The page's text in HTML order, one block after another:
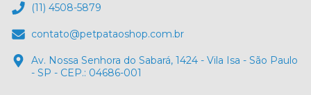
(11) 4508-5879
contato@petpataoshop.com.br
Av. Nossa Senhora do Sabará, 1424 - Vila Isa - São Paulo
- SP - CEP.: 04686-001